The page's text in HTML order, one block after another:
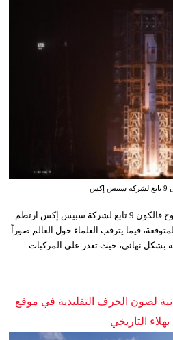
يُعتقد أن جزءاً ضخماً تائهاً من صاروخ فالكون 9 تابع لشركة سبيس إكس ارتطم
فيما يترقب العلماء حول العالم صوراً
بشكل نهائي، حيث تعذر على المركبات
لصون الحرف التقليدية في موقع
التاريخي